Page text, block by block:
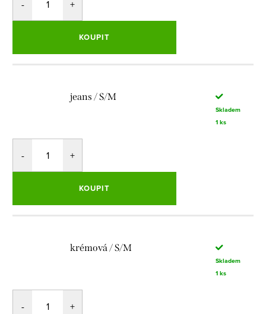
KOUPIT
jeans / S/M
Skladem
1 ks
KOUPIT
krémová / S/M
Skladem
1 ks